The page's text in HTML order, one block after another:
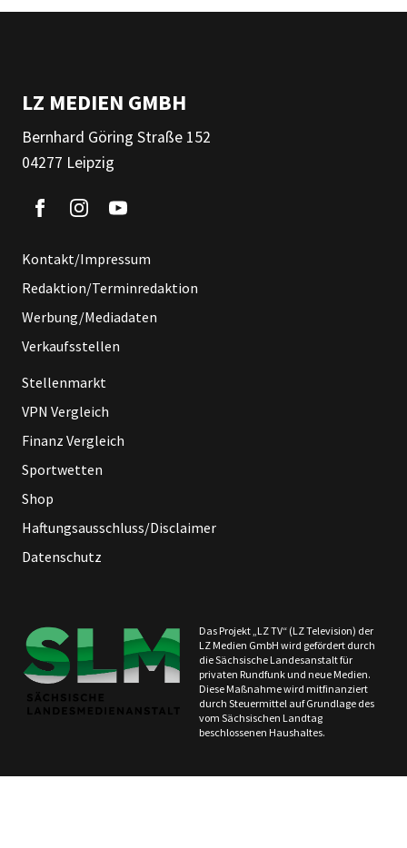
LZ MEDIEN GMBH
Bernhard Göring Straße 152
04277 Leipzig
Kontakt/Impressum
Redaktion/Terminredaktion
Werbung/Mediadaten
Verkaufsstellen
Stellenmarkt
VPN Vergleich
Finanz Vergleich
Sportwetten
Shop
Haftungsausschluss/Disclaimer
Datenschutz
Das Projekt „LZ TV“ (LZ Television) der
LZ Medien GmbH wird gefördert durch
die Sächsische Landesanstalt für
privaten Rundfunk und neue Medien.
Diese Maßnahme wird mitfinanziert
durch Steuermittel auf Grundlage des
vom Sächsischen Landtag
beschlossenen Haushaltes.